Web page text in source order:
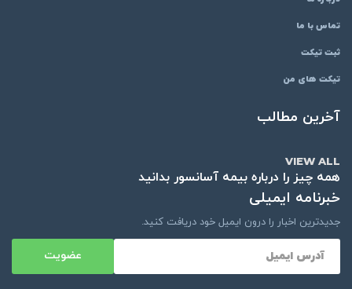
تماس با ما
ثبت تیکت
تیکت های من
آخرین مطالب
VIEW ALL
همه چیز را درباره بیمه آسانسور بدانید
خبرنامه ایمیلی
جدیدترین اخبار را درون ایمیل خود دریافت کنید.
عضویت